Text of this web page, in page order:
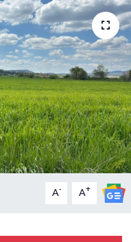
A- A+